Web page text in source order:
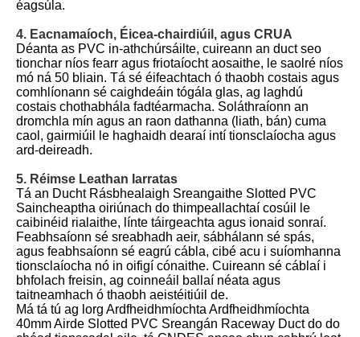
éagsúla.
4. Eacnamaíoch, Éicea-chairdiúil, agus CRUA
Déanta as PVC in-athchúrsáilte, cuireann an duct seo
tionchar níos fearr agus friotaíocht aosaithe, le saolré níos
mó ná 50 bliain. Tá sé éifeachtach ó thaobh costais agus
comhlíonann sé caighdeáin tógála glas, ag laghdú
costais chothabhála fadtéarmacha. Soláthraíonn an
dromchla mín agus an raon dathanna (liath, bán) cuma
caol, gairmiúil le haghaidh dearaí intí tionsclaíocha agus
ard-deireadh.
5. Réimse Leathan Iarratas
Tá an Ducht Rásbhealaigh Sreangaithe Slotted PVC
Saincheaptha oiriúnach do thimpeallachtaí cosúil le
caibinéid rialaithe, línte táirgeachta agus ionaid sonraí.
Feabhsaíonn sé sreabhadh aeir, sábhálann sé spás,
agus feabhsaíonn sé eagrú cábla, cibé acu i suíomhanna
tionsclaíocha nó in oifigí cónaithe. Cuireann sé cáblaí i
bhfolach freisin, ag coinneáil ballaí néata agus
taitneamhach ó thaobh aeistéitiúil de.
Má tá tú ag lorg Ardfheidhmíochta Ardfheidhmíochta
40mm Airde Slotted PVC Sreangán Raceway Duct do do